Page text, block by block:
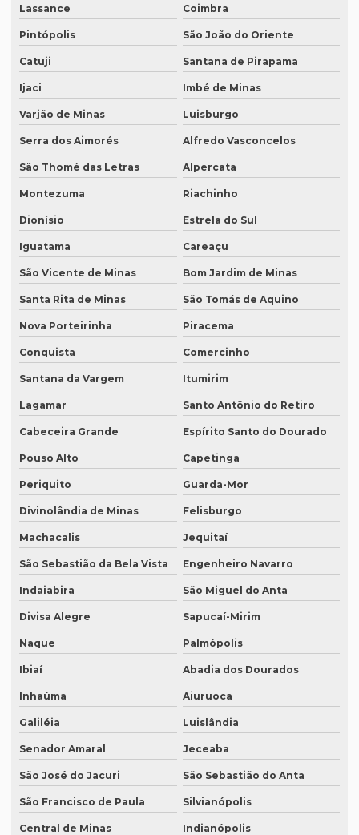
Revisão de textos em árabe
Revisão de textos em coreano
Revisão de textos em espanhol
Revisão de textos em francês
Revisão de textos em inglês
Revisão de textos em japonês
Revisão de textos jurídicos
Revisão de textos técnicos
Revisão de trabalhos acadêmicos
Serviço de degravação de audio
Serviço de degravação de áudio em texto
Serviço de degravação em espanhol
Serviço de intérprete inglês espanhol
Serviço de intérpretes de idiomas
Serviço de legendagem
Serviço de legendagem de vídeos
Serviço de revisão de manuscritos literários
Serviço de revisão ortográfica
Serviço de revisão de teses e dissertações
Serviço de revisão de textos em alemão
Serviço de revisão de textos em árabe
Serviço de revisão de textos em coreano
Serviço de revisão de textos em japonês
Serviço de revisão de textos jurídicos
Serviço de revisão de textos em mandarim
Lassance Coimbra
Pintópolis São João do Oriente
Catuji Santana de Pirapama
Ijaci Imbé de Minas
Varjão de Minas Luisburgo
Serra dos Aimorés Alfredo Vasconcelos
São Thomé das Letras Alpercata
Montezuma Riachinho
Dionísio Estrela do Sul
Iguatama Careaçu
São Vicente de Minas Bom Jardim de Minas
Santa Rita de Minas São Tomás de Aquino
Nova Porteirinha Piracema
Conquista Comercinho
Santana da Vargem Itumirim
Lagamar Santo Antônio do Retiro
Cabeceira Grande Espírito Santo do Dourado
Pouso Alto Capetinga
Periquito Guarda-Mor
Divinolândia de Minas Felisburgo
Machacalis Jequitaí
São Sebastião da Bela Vista Engenheiro Navarro
Indaiabira São Miguel do Anta
Divisa Alegre Sapucaí-Mirim
Naque Palmópolis
Ibiaí Abadia dos Dourados
Inhaúma Aiuruoca
Galiléia Luislândia
Senador Amaral Jeceaba
São José do Jacuri São Sebastião do Anta
São Francisco de Paula Silvianópolis
Central de Minas Indianópolis